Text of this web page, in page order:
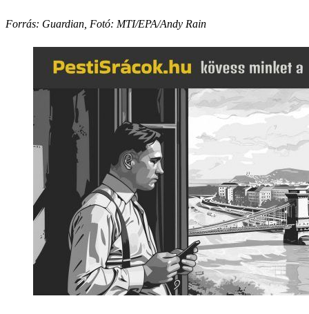
Forrás: Guardian, Fotó: MTI/EPA/Andy Rain